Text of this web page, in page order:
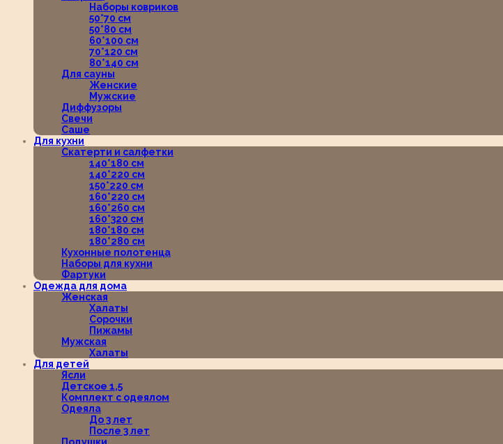
Наборы ковриков
50*70 см
50*80 см
60*100 см
70*120 см
80*140 см
Для сауны
Женские
Мужские
Диффузоры
Свечи
Саше
Для кухни
Скатерти и салфетки
140*180 см
140*220 см
150*220 см
160*220 см
160*260 см
160*320 см
180*180 см
180*280 см
Кухонные полотенца
Наборы для кухни
Фартуки
Одежда для дома
Женская
Халаты
Сорочки
Пижамы
Мужская
Халаты
Для детей
Ясли
Детское 1,5
Комплект с одеялом
Одеяла
До 3 лет
После 3 лет